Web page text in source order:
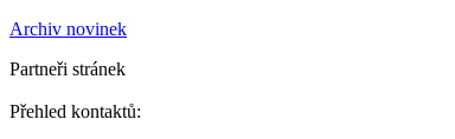
Archiv novinek
Partneři stránek
Přehled kontaktů: